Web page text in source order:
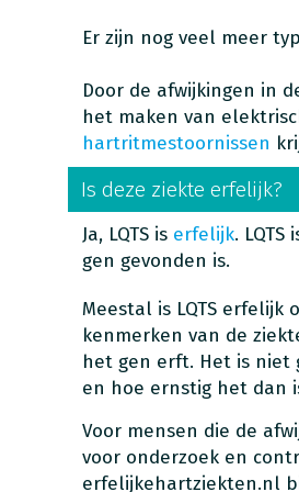
Er zijn nog veel meer
Door de afwijkingen in
het maken van
hartritmestoornissen
Is deze ziekte erfelijk?
Ja, LQTS is erfelijk.
gen gevonden is.
Meestal is LQTS erfelijk
kenmerken van de
het gen erft. Het is niet
en hoe ernstig het dan
Voor mensen die de
voor onderzoek en
erfelijkehartziekten.nl